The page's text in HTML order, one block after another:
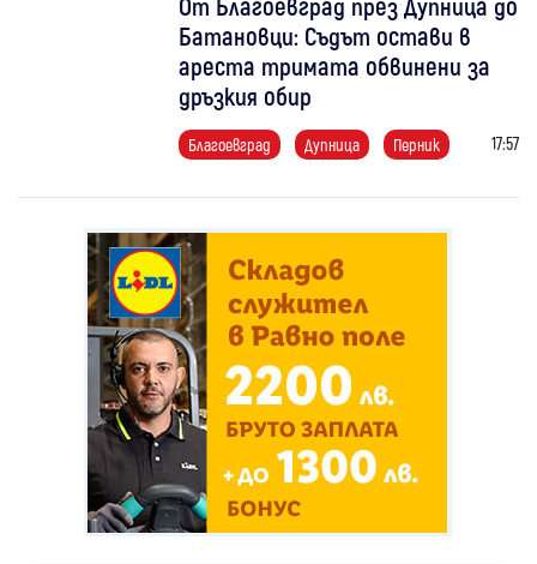
Батановци: Съдът остави в
ареста тримата обвинени за
дръзкия обир
Благоевград Дупница Перник 17:57